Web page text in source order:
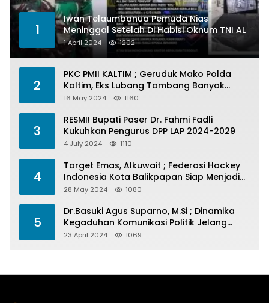
1
Iwan Telaumbanua Pemuda Nias
Meninggal Setelah Di Habisi Oknum TNI AL
1 April 2024 1202
2
PKC PMII KALTIM ; Geruduk Mako Polda
Kaltim, Eks Lubang Tambang Banyak
Menelan Korban
16 May 2024 1160
3
RESMI! Bupati Paser Dr. Fahmi Fadli
Kukuhkan Pengurus DPP LAP 2024-2029
4 July 2024 1110
4
Target Emas, Alkuwait ; Federasi Hockey
Indonesia Kota Balikpapan Siap Menjadi
Barometer Prestasi Di Kaltim
28 May 2024 1080
5
Dr.Basuki Agus Suparno, M.Si ; Dinamika
Kegaduhan Komunikasi Politik Jelang
Pesta Politik 2024
23 April 2024 1069